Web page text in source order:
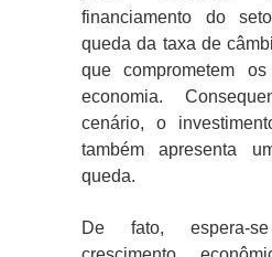
financiamento do
queda da taxa de
que comprometem
economia.
cenário, o
também apresenta
queda.
De fato, espera-